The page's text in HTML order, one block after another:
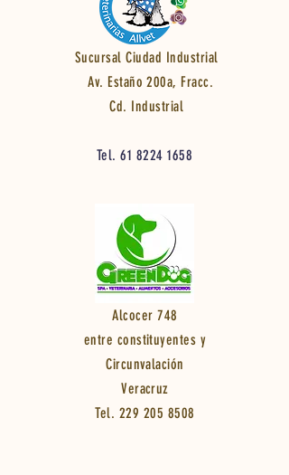
Sucursal Ciudad Industrial
Av. Estaño 200a, Fracc.
Cd. Industrial
Tel.61 8224 1658
Alcocer 748
entre constituyentes y
Circunvalación
Veracruz
Tel. 229 205 8508